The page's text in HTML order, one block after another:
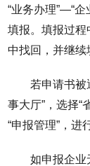
“业务办理”—“
填报。填报过
中找回，并继续
若申请书被
事大厅”，选择“
“申报管理”，进
如申报企业